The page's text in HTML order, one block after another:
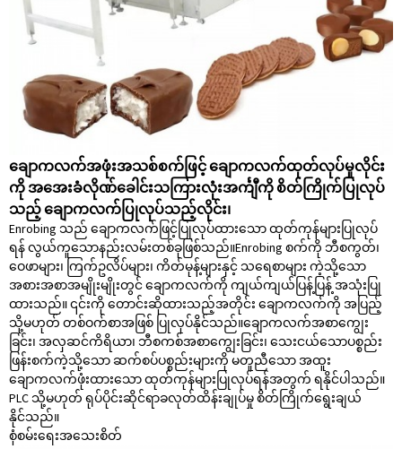
ချောကလက်အဖုံးအသစ်စက်ဖြင့် ချောကလက်ထုတ်လုပ်မှုလိုင်း
ကို အအေးခံလိုဏ်ခေါင်းသကြားလုံးအင်္ကျီကို စိတ်ကြိုက်ပြုလုပ်
သည့် ချောကလက်ပြုလုပ်သည့်လိုင်း၊
Enrobing သည် ချောကလက်ဖြင့်ပြုလုပ်ထားသော ထုတ်ကုန်များပြုလုပ်
ရန် လွယ်ကူသောနည်းလမ်းတစ်ခုဖြစ်သည်။Enrobing စက်ကို ဘီစကွတ်၊
ဝေဖာများ၊ ကြက်ဥလိပ်များ၊ ကိတ်မုန့်များနှင့် သရေစာများ ကဲ့သို့သော
အစားအစာအမျိုးမျိုးတွင် ချောကလက်ကို ကျယ်ကျယ်ပြန့်ပြန့် အသုံးပြု
ထားသည်။ ၎င်းကို တောင်းဆိုထားသည့်အတိုင်း ချောကလက်ကို အပြည့်
သို့မဟုတ် တစ်ဝက်စာအဖြစ် ပြုလုပ်နိုင်သည်။ချောကလက်အစာကျွေး
ခြင်း၊ အလှဆင်ကိရိယာ၊ ဘီစကစ်အစာကျွေးခြင်း၊ သေးငယ်သောပစ္စည်း
ဖြန်းစက်ကဲ့သို့သော ဆက်စပ်ပစ္စည်းများကို မတူညီသော အထူး
ချောကလက်ဖုံးထားသော ထုတ်ကုန်များပြုလုပ်ရန်အတွက် ရနိုင်ပါသည်။
PLC သို့မဟုတ် ရုပ်ပိုင်းဆိုင်ရာခလုတ်ထိန်းချုပ်မှု စိတ်ကြိုက်ရွေးချယ်
နိုင်သည်။
စုံစမ်းရေးအသေးစိတ်